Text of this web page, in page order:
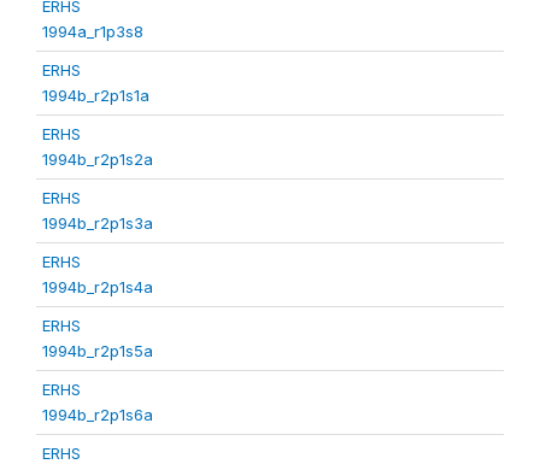
ERHS
1994a_r1p3s8
ERHS
1994b_r2p1s1a
ERHS
1994b_r2p1s2a
ERHS
1994b_r2p1s3a
ERHS
1994b_r2p1s4a
ERHS
1994b_r2p1s5a
ERHS
1994b_r2p1s6a
ERHS